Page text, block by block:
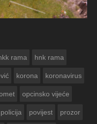
rama hnk rama
korona koronavirus
opcinsko vijeće
policija povijest prozor